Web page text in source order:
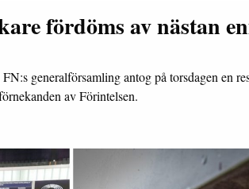
fördöms av nästan
FN:s generalförsamling antog på torsdagen en
av Förintelsen.